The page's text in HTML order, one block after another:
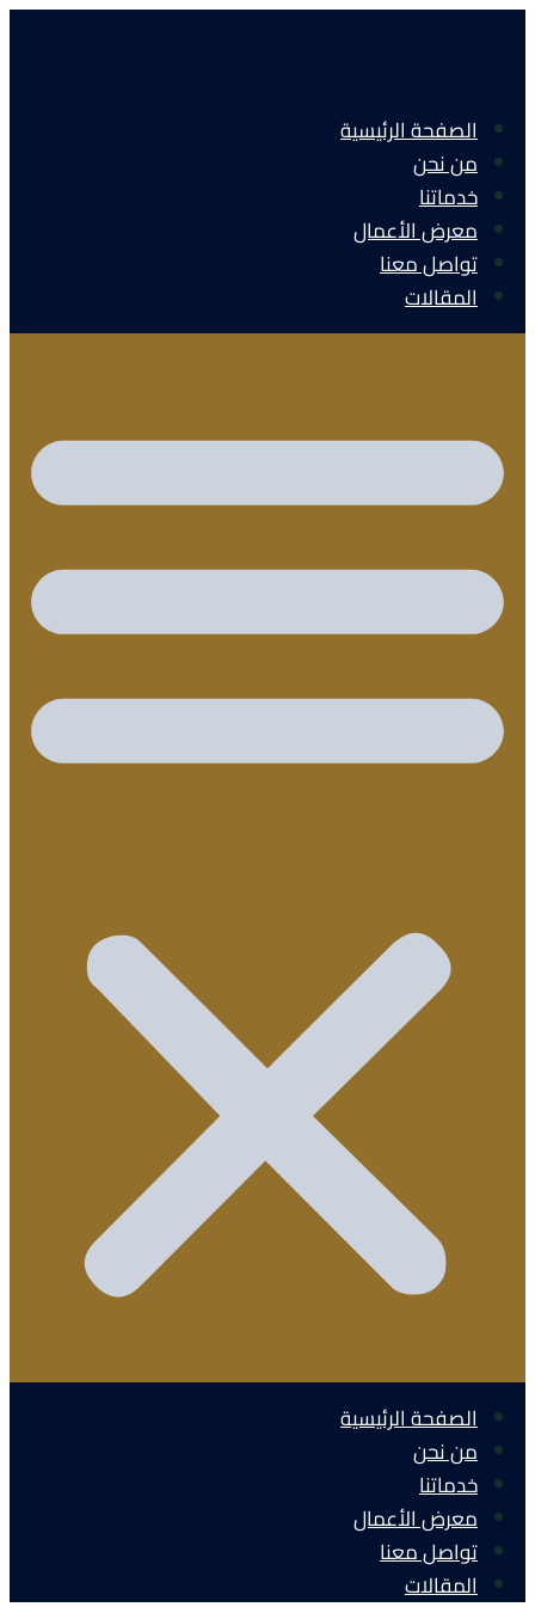
الصفحة الرئيسية
من نحن
خدماتنا
معرض الأعمال
تواصل معنا
المقالات
الصفحة الرئيسية
من نحن
خدماتنا
معرض الأعمال
تواصل معنا
المقالات